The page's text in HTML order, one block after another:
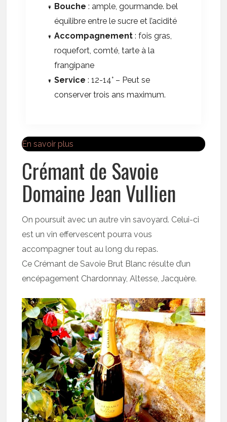
Bouche : ample, gourmande. bel
équilibre entre le sucre et l’acidité
Accompagnement : fois gras,
roquefort, comté, tarte à la
frangipane
Service : 12-14° – Peut se
conserver trois ans maximum.
En savoir plus
Crémant de Savoie
Domaine Jean Vullien
On poursuit avec un autre vin savoyard. Celui-ci
est un vin effervescent pourra vous
accompagner tout au long du repas.
Ce Crémant de Savoie Brut Blanc résulte d’un
encépagement Chardonnay, Altesse, Jacquère.